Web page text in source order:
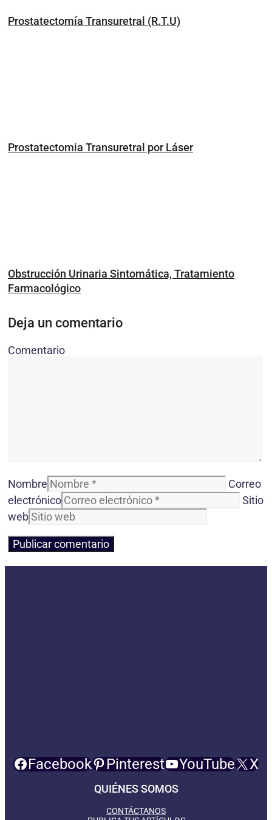
Prostatectomía Transuretral (R.T.U)
Prostatectomia Transuretral por Láser
Obstrucción Urinaria Sintomática, Tratamiento
Farmacológico
Deja un comentario
Comentario
Nombre
Correo
electrónico
Sitio
web
Facebook Pinterest YouTube X
QUIÉNES SOMOS
CONTÁCTANOS